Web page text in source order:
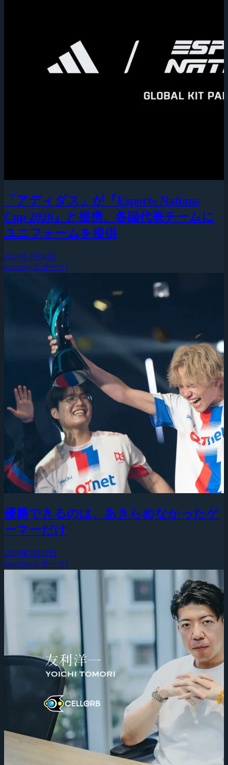
「アディダス」が『Esports Nations
Cup 2026』と提携、各国代表チームに
ユニフォームを提供
2026年7月30日
esports(eスポーツ)
優勝できるのは、あきらめなかったゲ
ーマーだけ
2026年7月27日
esports(eスポーツ)